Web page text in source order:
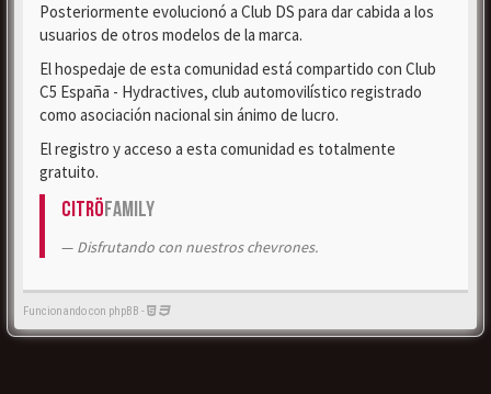
Posteriormente evolucionó a Club DS para dar cabida a los
usuarios de otros modelos de la marca.
El hospedaje de esta comunidad está compartido con Club
C5 España - Hydractives, club automovilístico registrado
como asociación nacional sin ánimo de lucro.
El registro y acceso a esta comunidad es totalmente
gratuito.
CitröFamily
Disfrutando con nuestros chevrones.
Funcionando con phpBB -